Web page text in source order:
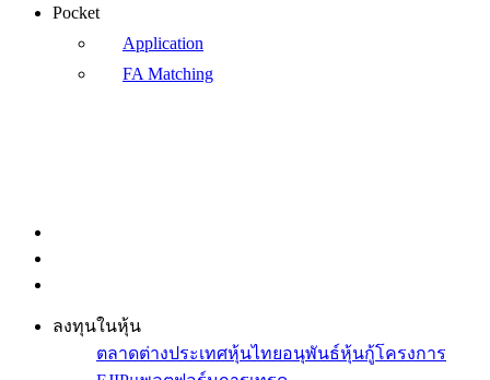
Pocket
Application
FA Matching
ลงทุนในหุ้น
ตลาดต่างประเทศหุ้นไทยอนุพันธ์หุ้นกู้โครงการ